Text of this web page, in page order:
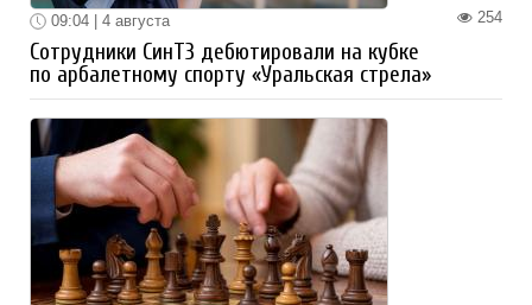
254
09:04 | 4 августа
Сотрудники СинТЗ дебютировали на кубке
по арбалетному спорту «Уральская стрела»